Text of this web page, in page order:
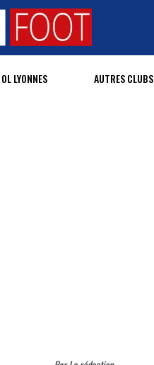
OL LYONNES AUTRES CLUBS